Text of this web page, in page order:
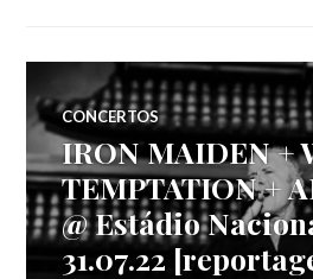
CONCERTOS
IRON MAIDEN +
TEMPTATION +
@ Estádio
31.07.22